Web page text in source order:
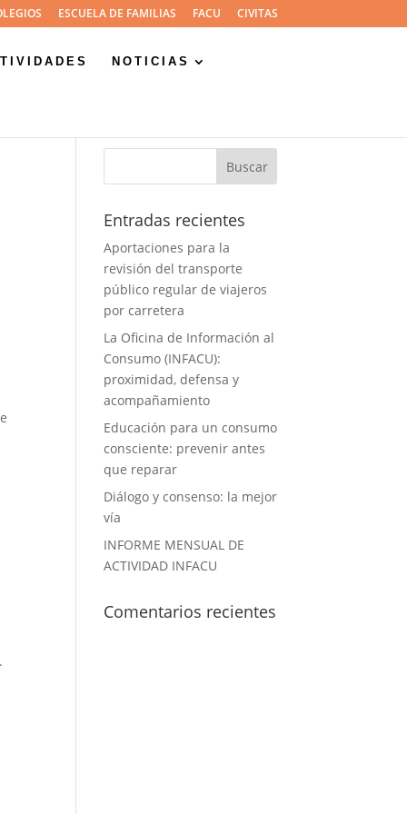
ESCUELA DE FAMILIAS FACU CIVITAS
NOTICIAS
Entradas recientes
Aportaciones para la
revisión del transporte
público regular de viajeros
por carretera
La Oficina de Información al
Consumo (INFACU):
proximidad, defensa y
acompañamiento
Educación para un consumo
consciente: prevenir antes
que reparar
Diálogo y consenso: la mejor
vía
INFORME MENSUAL DE
ACTIVIDAD INFACU
Comentarios recientes